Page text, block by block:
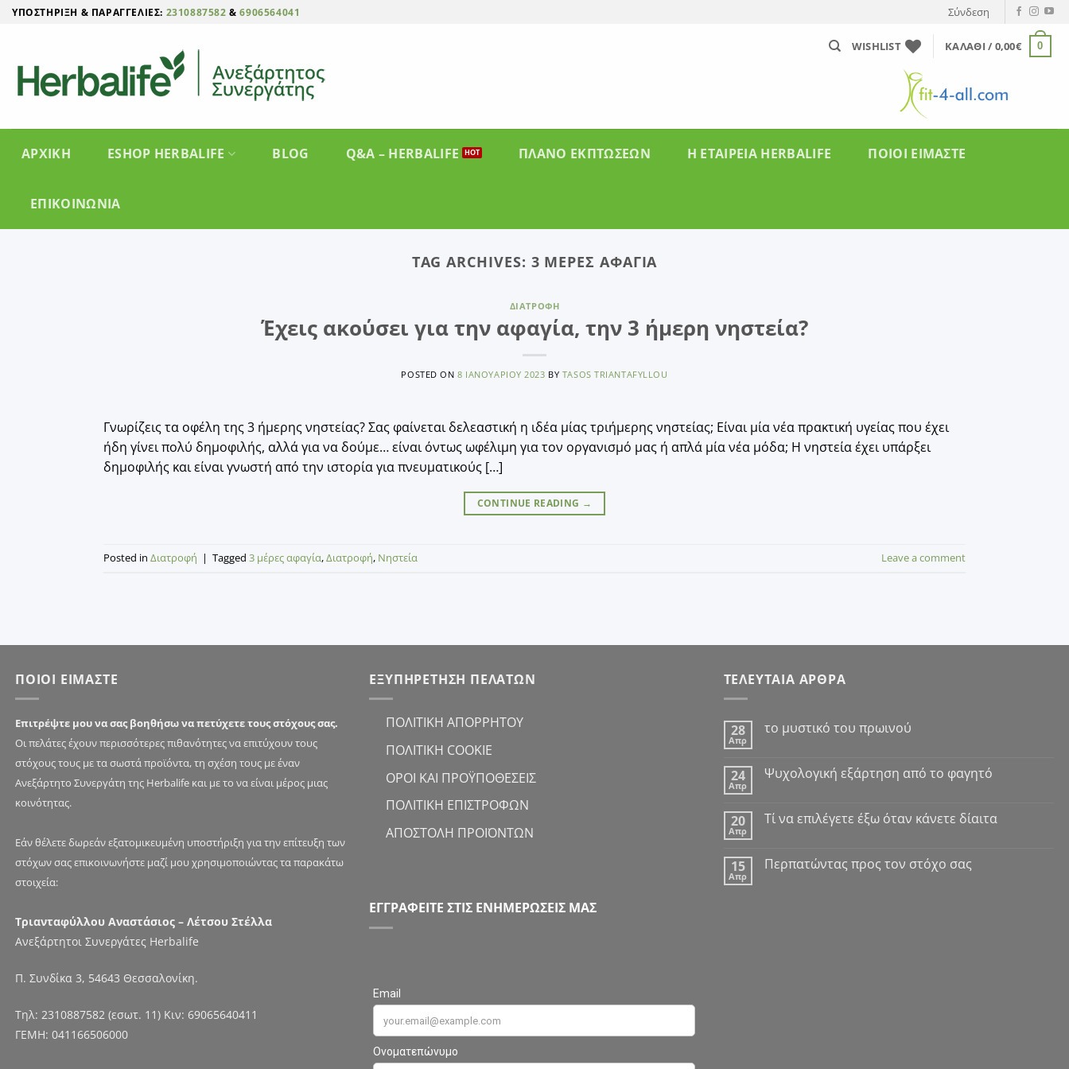
Μετάβαση
ΥΠΟΣΤΉΡΙΞΗ & ΠΑΡΑΓΓΕΛΊΕΣ: 2310887582 &6906564041 Σύνδεση
WISHLIST ΚΑΛΆΘΙ / 0,00€ 0
ΑΡΧΙΚΗ ESHOP HERBALIFE BLOG Q&A – HERBALIFE ΠΛΑΝΟ ΕΚΠΤΩΣΕΩΝ Η ΕΤΑΙΡΕΊΑ HERBALIFE ΠΟΙΟΙ ΕΙΜΑΣΤΕ
ΕΠΙΚΟΙΝΩΝΊΑ
TAG ARCHIVES: 3 ΜΈΡΕΣ ΑΦΑΓΊΑ
ΔΙΑΤΡΟΦΉ
Έχεις ακούσει για την αφαγία, την 3 ήμερη νηστεία?
POSTED ON8 ΙΑΝΟΥΑΡΊΟΥ 2023 BY TASOS TRIANTAFYLLOU
Γνωρίζεις τα οφέλη της 3 ήμερης νηστείας? Σας φαίνεται δελεαστική η ιδέα μίας τριήμερης νηστείας; Είναι μία νέα πρακτική υγείας που έχει
ήδη γίνει πολύ δημοφιλής, αλλά για να δούμε… είναι όντως ωφέλιμη για τον οργανισμό μας ή απλά μία νέα μόδα; Η νηστεία έχει υπάρξει
δημοφιλής και είναι γνωστή από την ιστορία για πνευματικούς […]
CONTINUE READING →
Posted inΔιατροφή | Tagged3 μέρες αφαγία,Διατροφή, Νηστεία Leave a comment
ΠΟΙΟΙ ΕΙΜΑΣΤΕ
Επιτρέψτε μου να σας βοηθήσω να πετύχετε τους στόχους σας.
Οι πελάτες έχουν περισσότερες πιθανότητες να επιτύχουν τους
στόχους τους με τα σωστά προϊόντα, τη σχέση τους με έναν
Ανεξάρτητο Συνεργάτη της Herbalife και με το να είναι μέρος μιας
κοινότητας.
Εάν θέλετε δωρεάν εξατομικευμένη υποστήριξη για την επίτευξη των
στόχων σας επικοινωνήστε μαζί μου χρησιμοποιώντας τα παρακάτω
στοιχεία:
Τριανταφύλλου Αναστάσιος – Λέτσου Στέλλα
Ανεξάρτητοι Συνεργάτες Herbalife
Π. Συνδίκα 3, 54643 Θεσσαλονίκη.
Τηλ: 2310887582 (εσωτ. 11) Κιν: 69065640411
ΓΕΜΗ: 041166506000
ΕΞΥΠΗΡΕΤΗΣΗ ΠΕΛΑΤΩΝ
ΠΟΛΙΤΙΚΗ ΑΠΟΡΡΗΤΟΥ
ΠΟΛΙΤΙΚΗ COOKIE
ΟΡΟΙ ΚΑΙ ΠΡΟΫΠΟΘΕΣΕΙΣ
ΠΟΛΙΤΙΚΗ ΕΠΙΣΤΡΟΦΩΝ
ΑΠΟΣΤΟΛΗ ΠΡΟΪΟΝΤΩΝ
ΕΓΓΡΑΦΕΙΤΕ ΣΤΙΣ ΕΝΗΜΕΡΩΣΕΙΣ ΜΑΣ
ΤΕΛΕΥΤΑΙΑ ΑΡΘΡΑ
28
Απρ
το μυστικό του πρωινού
σχόλια
στο
πρωινού
24
Απρ
Ψυχολογική εξάρτηση από το φαγητό
σχόλια
στο
το
φαγητό
20
Απρ
Tί να επιλέγετε έξω όταν κάνετε δίαιτα
σχόλια
στο
15
Απρ
Περπατώντας προς τον στόχο σας